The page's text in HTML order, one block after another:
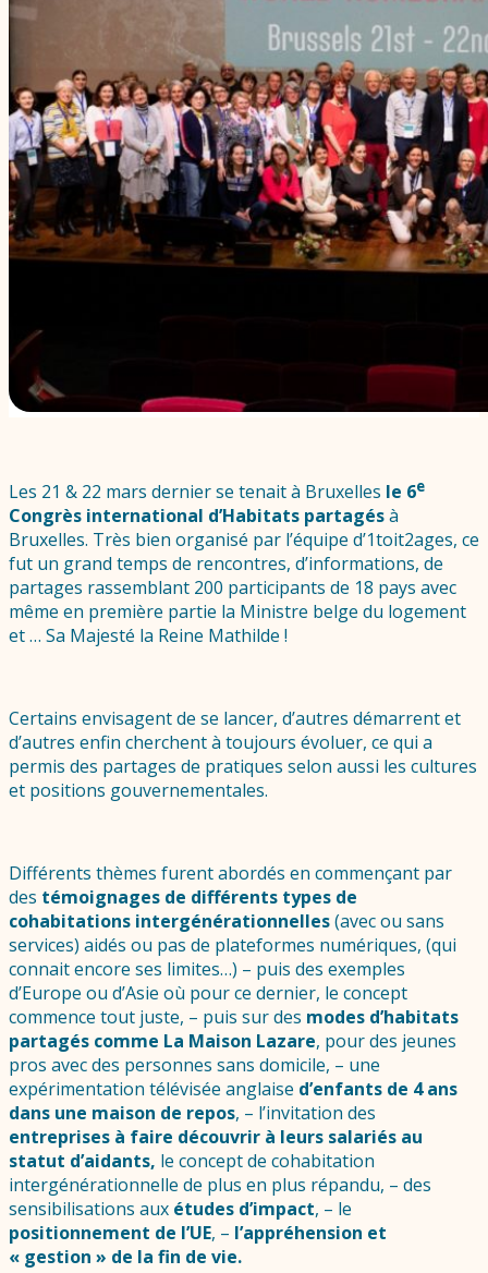
Les 21 & 22 mars dernier se tenait à Bruxelles le 6e
Congrès international d’Habitats partagésà
Bruxelles. Très bien organisé par l’équipe d’1toit2ages, ce
fut un grand temps de rencontres, d’informations, de
partages rassemblant 200 participants de 18 pays avec
même en première partie la Ministre belge du logement
et … Sa Majesté la Reine Mathilde !
Certains envisagent de se lancer, d’autres démarrent et
d’autres enfin cherchent à toujours évoluer, ce qui a
permis des partages de pratiques selon aussi les cultures
et positions gouvernementales.
Différents thèmes furent abordés en commençant par
des témoignages de différents types de
cohabitations intergénérationnelles(avec ou sans
services) aidés ou pas de plateformes numériques, (qui
connait encore ses limites…) – puis des exemples
d’Europe ou d’Asie où pour ce dernier, le concept
commence tout juste, – puis sur des modes d’habitats
partagés comme La Maison Lazare, pour des jeunes
pros avec des personnes sans domicile, – une
expérimentation télévisée anglaise d’enfants de 4 ans
dans une maison de repos, – l’invitation des
entreprises à faire découvrir à leurs salariés au
statut d’aidants, le concept de cohabitation
intergénérationnelle de plus en plus répandu, – des
sensibilisations aux études d’impact, – le
positionnement de l’UE, – l’appréhension et
« gestion » de la fin de vie.